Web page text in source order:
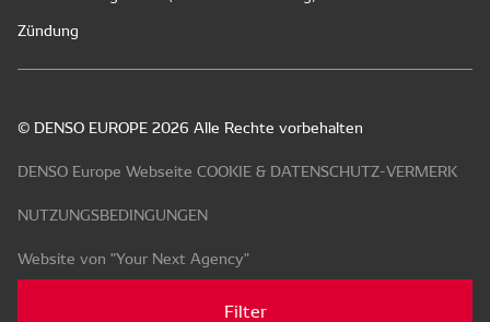
Filter
Zündung
© DENSO EUROPE 2026 Alle Rechte vorbehalten
DENSO Europe Webseite COOKIE & DATENSCHUTZ-VERMERK
NUTZUNGSBEDINGUNGEN
Website von "Your Next Agency"